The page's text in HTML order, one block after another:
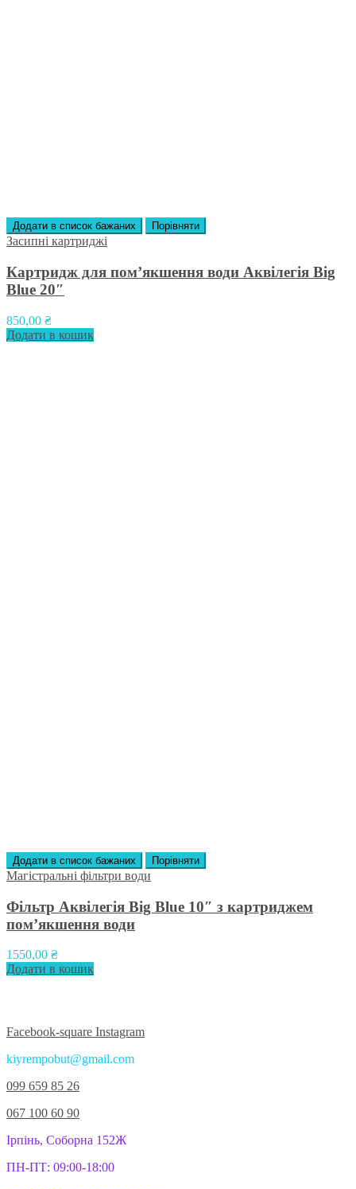
Додати в список бажаних Порівняти
Засипні картриджі
Картридж для пом’якшення води Аквілегія Вig
Вlue 20″
850,00 ₴
Додати в кошик
Додати в список бажаних Порівняти
Магістральні фільтри води
Фільтр Аквілегія Big Blue 10″ з картриджем
пом’якшення води
1550,00 ₴
Додати в кошик
Facebook-square Instagram
kiyrempobut@gmail.com
099 659 85 26
067 100 60 90
Ірпінь, Соборна 152Ж
ПН-ПТ: 09:00-18:00